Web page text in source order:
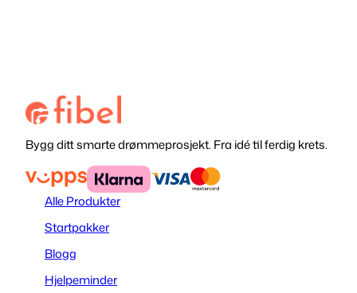
Bygg ditt smarte drømmeprosjekt. Fra idé til ferdig krets.
Alle Produkter
Startpakker
Blogg
Hjelpeminder